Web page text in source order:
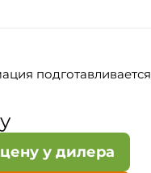
подготавливается
у дилера